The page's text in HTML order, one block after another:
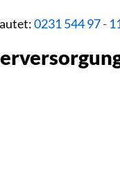
0231 544 97 -